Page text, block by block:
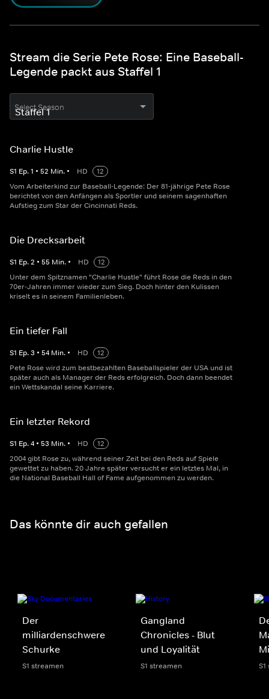
Stream die Serie Pete Rose: Eine Baseball-
Legende packt aus Staffel 1
Select Season
Charlie Hustle
S1 Ep.1 • 52 Min. • HD
12
Vom Arbeiterkind zur Baseball-Legende: Der 81-jährige Pete Rose
berichtet von den Anfängen als Sportler und seinem sagenhaften
Aufstieg zum Star der Cincinnati Reds.
Die Drecksarbeit
S1 Ep.2 • 55 Min. • HD
12
Unter dem Spitznamen "Charlie Hustle" führt Rose die Reds in den
70er-Jahren immer wieder zum Sieg. Doch hinter den Kulissen
kriselt es in seinem Familienleben.
Ein tiefer Fall
S1 Ep.3 • 54 Min. • HD
12
Pete Rose wird zum bestbezahlten Baseballspieler der USA und ist
später auch als Manager der Reds erfolgreich. Doch dann beendet
ein Wettskandal seine Karriere.
Ein letzter Rekord
S1 Ep.4 • 53 Min. • HD
12
2004 gibt Rose zu, während seiner Zeit bei den Reds auf Spiele
gewettet zu haben. 20 Jahre später versucht er ein letztes Mal, in
die National Baseball Hall of Fame aufgenommen zu werden.
Das könnte dir auch gefallen
Der
milliardenschwere
Schurke
S1 streamen
Gangland
Chronicles - Blut
und Loyalität
S1 streamen